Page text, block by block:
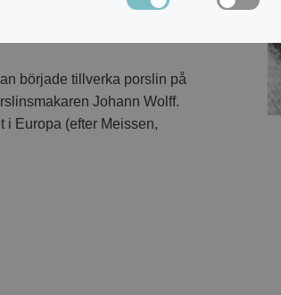
började tillverka porslin på
Johann Wolff.
i Europa (efter Meissen,